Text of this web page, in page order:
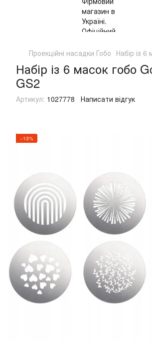
Проекційні насадки Гобо Набір із
Набір із 6 масок гобо
GS2
Артикул: 1027778 Написати відгук
−13%